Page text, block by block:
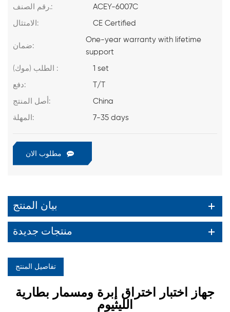
رقم الصنف.: ACEY-6007C
الامتثال: CE Certified
ضمان:
One-year warranty with lifetime
support
الطلب (موك) : 1 set
دفع: T/T
أصل المنتج: China
المهلة: 7-35 days
مطلوب الان
بيان المنتج
منتجات جديدة
تفاصيل المنتج
جهاز اختبار اختراق إبرة ومسمار بطارية
الليثيوم